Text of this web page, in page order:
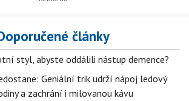
články
styl, abyste oddálili nástup demence?
Geniální trik udrží nápoj ledový
a zachrání i milovanou kávu